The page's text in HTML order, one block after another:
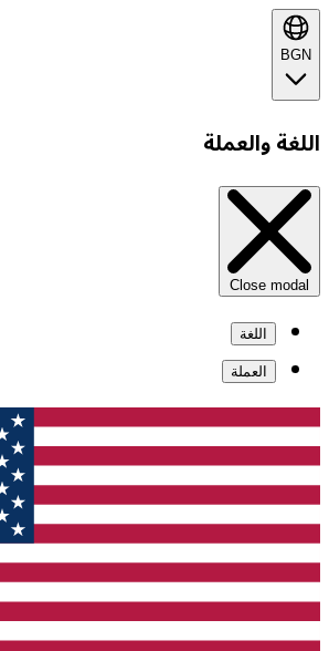
BGN
اللغة والعملة
Close modal
اللغة
العملة